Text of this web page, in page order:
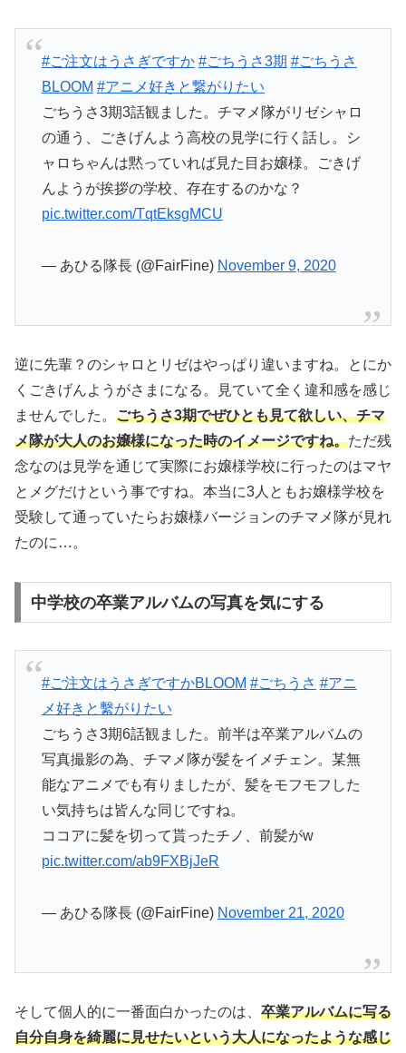
#ご注文はうさぎですか #ごちうさ3期 #ごちうさ
BLOOM #アニメ好きと繋がりたい
ごちうさ3期3話観ました。チマメ隊がリゼシャロ
の通う、ごきげんよう高校の見学に行く話し。シ
ャロちゃんは黙っていれば見た目お嬢様。ごきげ
んようが挨拶の学校、存在するのかな？
pic.twitter.com/TqtEksgMCU
— あひる隊長 (@FairFine) November 9, 2020
逆に先輩？のシャロとリゼはやっぱり違いますね。とにか
くごきげんようがさまになる。見ていて全く違和感を感じ
ませんでした。 ごちうさ3期でぜひとも見て欲しい、チマ
メ隊が大人のお嬢様になった時のイメージですね。ただ残
念なのは見学を通じて実際にお嬢様学校に行ったのはマヤ
とメグだけという事ですね。本当に3人ともお嬢様学校を
受験して通っていたらお嬢様バージョンのチマメ隊が見れ
たのに…。
中学校の卒業アルバムの写真を気にする
#ご注文はうさぎですかBLOOM #ごちうさ #アニ
メ好きと繫がりたい
ごちうさ3期6話観ました。前半は卒業アルバムの
写真撮影の為、チマメ隊が髪をイメチェン。某無
能なアニメでも有りましたが、髪をモフモフした
い気持ちは皆んな同じですね。
ココアに髪を切って貰ったチノ、前髪がw
pic.twitter.com/ab9FXBjJeR
— あひる隊長 (@FairFine) November 21, 2020
そして個人的に一番面白かったのは、 卒業アルバムに写る
自分自身を綺麗に見せたいという大人になったような感じ